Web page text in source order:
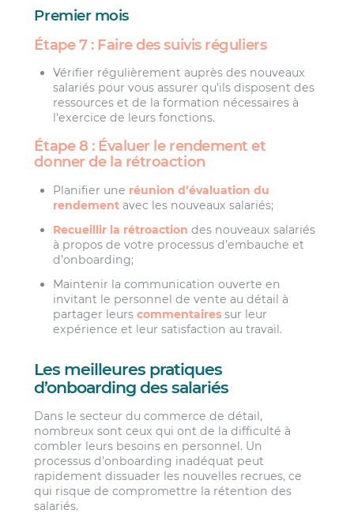
Premier mois
Étape 7 : Faire des suivis réguliers
Vérifier régulièrement auprès des nouveaux
salariés pour vous assurer qu’ils disposent des
ressources et de la formation nécessaires à
l’exercice de leurs fonctions.
Étape 8 : Évaluer le rendement et
donner de la rétroaction
Planifier une réunion d’évaluation du
rendement avec les nouveaux salariés;
Recueillir la rétroaction des nouveaux salariés
à propos de votre processus d’embauche et
d’onboarding;
Maintenir la communication ouverte en
invitant le personnel de vente au détail à
partager leurscommentaires sur leur
expérience et leur satisfaction au travail.
Les meilleures pratiques
d’onboarding des salariés
Dans le secteur du commerce de détail,
nombreux sont ceux qui ont de la difficulté à
combler leurs besoins en personnel. Un
processus d’onboarding inadéquat peut
rapidement dissuader les nouvelles recrues, ce
qui risque de compromettre la rétention des
salariés.